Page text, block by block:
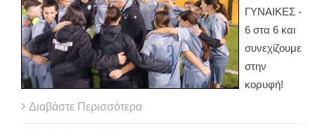
ΓΥΝΑΙΚΕΣ -
6 στα 6 και
συνεχίζουμε
στην
κορυφή!
Διαβάστε Περισσότερα